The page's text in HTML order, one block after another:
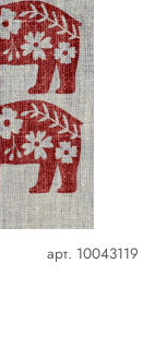
арт. 10043119